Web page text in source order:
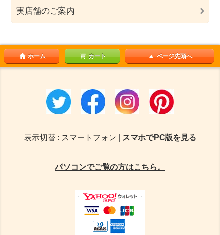
実店舗のご案内
ホーム カート ページ先頭へ
表示切替 : スマートフォン | スマホでPC版を見る
パソコンでご覧の方はこちら。